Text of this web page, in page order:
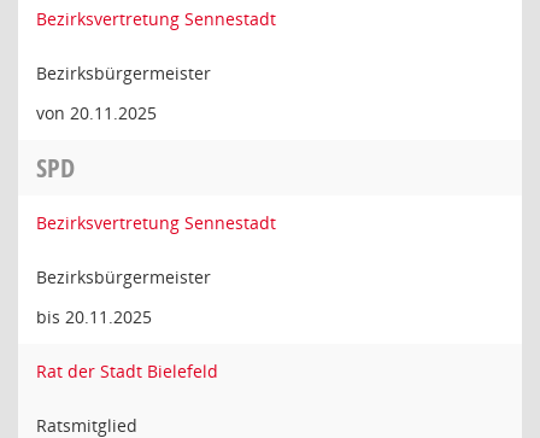
Bezirksvertretung Sennestadt
Bezirksbürgermeister
von 20.11.2025
SPD
Bezirksvertretung Sennestadt
Bezirksbürgermeister
bis 20.11.2025
Rat der Stadt Bielefeld
Ratsmitglied